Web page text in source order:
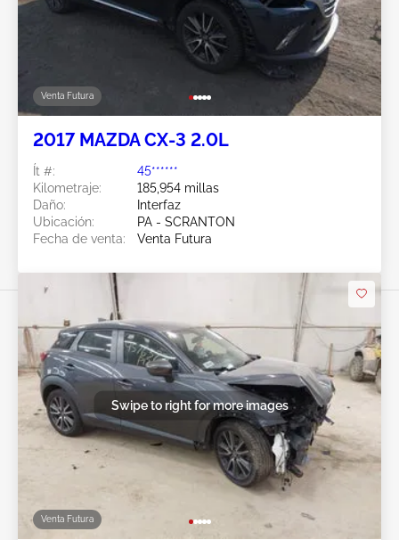
Venta Futura
2017 MAZDA CX-3 2.0L
Ít #:
45******
Kilometraje:
185,954 millas
Daño:
Interfaz
Ubicación:
PA - SCRANTON
Fecha de venta:
Venta Futura
Venta Futura
Swipe to right for more images